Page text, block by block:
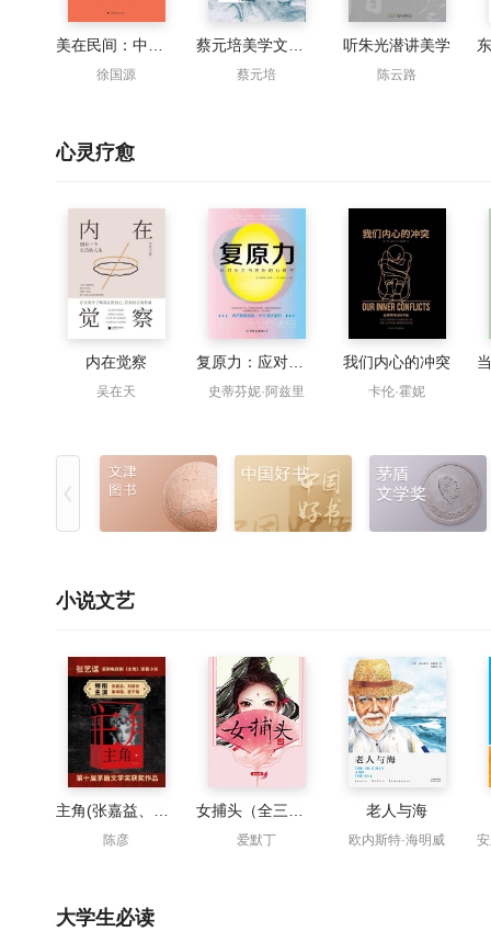
徐国源 蔡元培
听朱光潜讲美学
陈云路
心灵疗愈
内在觉察
吴在天 史蒂芬妮·阿兹里
我们内心的冲突
卡伦·霍妮
小说文艺
陈彦 爱默丁
老人与海
欧内斯特·海明威
大学生必读